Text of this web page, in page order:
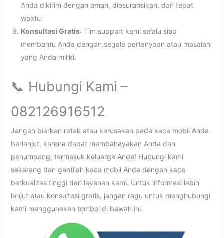
Anda dikirim dengan aman, diasuransikan, dan tepat
waktu.
Konsultasi Gratis: Tim support kami selalu siap
membantu Anda dengan segala pertanyaan atau masalah
yang Anda miliki.
📞 Hubungi Kami –
082126916512
Jangan biarkan retak atau kerusakan pada kaca mobil Anda
berlanjut, karena dapat membahayakan Anda dan
penumpang, termasuk keluarga Anda! Hubungi kami
sekarang dan gantilah kaca mobil Anda dengan kaca
berkualitas tinggi dari layanan kami. Untuk informasi lebih
lanjut atau konsultasi gratis, jangan ragu untuk menghubungi
kami menggunakan tombol di bawah ini.